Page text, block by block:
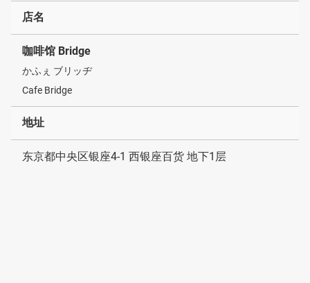
店名
咖啡馆 Bridge
かふぇ ブリッヂ
Cafe Bridge
地址
东京都中央区银座4-1 西银座百货 地下1层